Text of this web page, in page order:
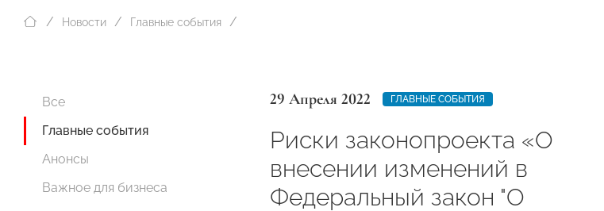
Новости Главные события
Все
Главные события
Анонсы
Важное для бизнеса
29 Апреля 2022 ГЛАВНЫЕ СОБЫТИЯ
Риски законопроекта «О
внесении изменений в
Федеральный закон "О